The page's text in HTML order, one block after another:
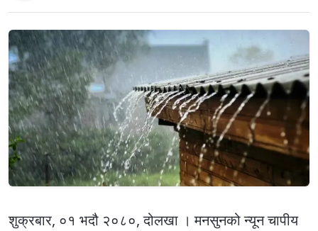
शुक्रबार, ०१ भदौ २०८०, दोलखा । मनसुनको न्यून चापीय